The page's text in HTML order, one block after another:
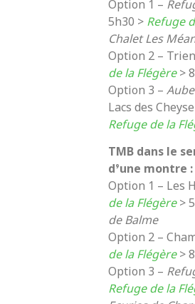
Option 1 –
5h30 >Refuge
Chalet Les
Option 2 –
de la Flégère>
Option 3 –
Lacs des
Refuge de la
TMB dans le
d’une montre :
Option 1 – Les
de la Flégère>
de Balme
Option 2 –
de la Flégère>
Option 3 –
Refuge de la